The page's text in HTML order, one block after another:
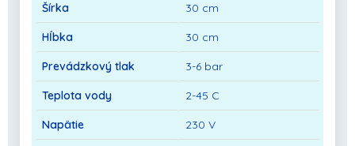
Šírka 30 cm
Hĺbka 30 cm
Prevádzkový tlak 3-6 bar
Teplota vody 2-45 C
Napätie 230 V